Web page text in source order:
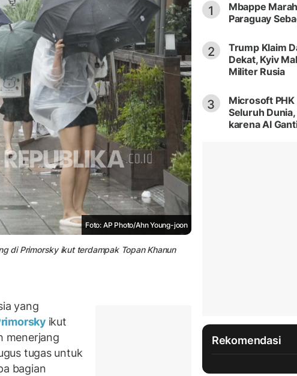
Foto: AP Photo/Ahn Young-joon
di Primorsky ikut terdampak Topan Khanun
yang
ikut
menerjang
tugas untuk
bagian
1
Mbappe
Paraguay
2
Trump Klaim
Dekat, Kyiv
Militer Rusia
3
Microsoft
Seluruh
karena AI
Rekomendasi